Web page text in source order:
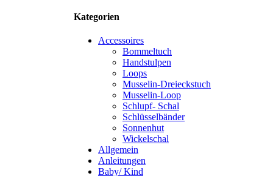
Kategorien
Accessoires
Bommeltuch
Handstulpen
Loops
Musselin-Dreieckstuch
Musselin-Loop
Schlupf- Schal
Schlüsselbänder
Sonnenhut
Wickelschal
Allgemein
Anleitungen
Baby/ Kind